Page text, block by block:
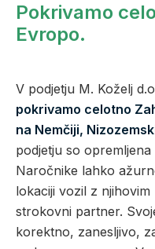
Pokrivamo
Evropo.
V podjetju M. Koželj
pokrivamo celotno
na Nemčiji,
podjetju so opremljena
Naročnike lahko
lokaciji vozil z
strokovni partner.
korektno, zanesljivo,